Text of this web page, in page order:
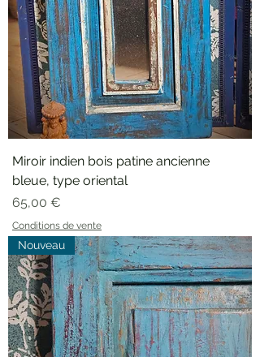
Miroir indien bois patine ancienne
bleue, type oriental
Prix
65,00 €
Conditions de vente
Nouveau